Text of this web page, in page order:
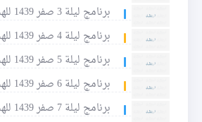
برنامج ليلة 3 صفر 1439 للهجرة
برنامج ليلة 4 صفر 1439 للهجرة
برنامج ليلة 5 صفر 1439 للهجرة
برنامج ليلة 6 صفر 1439 للهجرة
برنامج ليلة 7 صفر 1439 للهجرة